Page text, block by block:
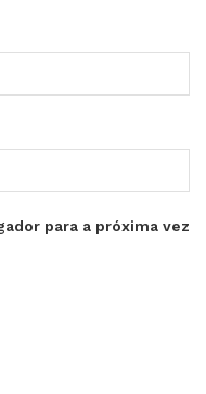
para a próxima vez